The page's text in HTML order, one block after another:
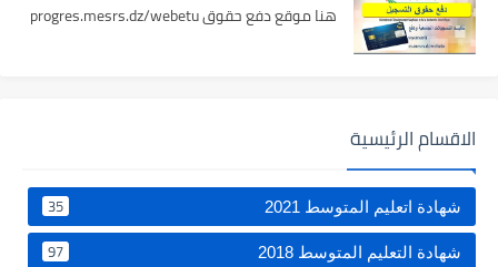
هنا موقع دفع حقوق progres.mesrs.dz/webetu
الاقسام الرئيسية
شهادة اتعليم المتوسط 2021 35
شهادة التعليم المتوسط 2018 97